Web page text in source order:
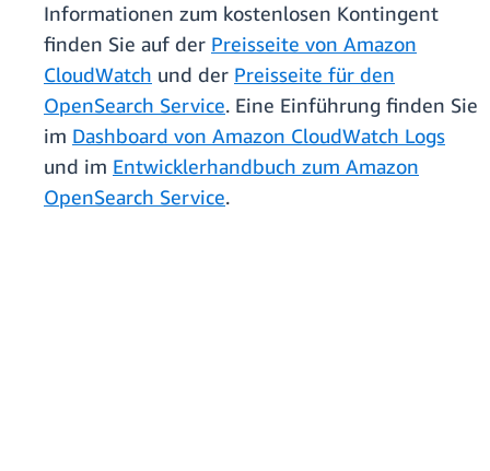
Informationen zum kostenlosen Kontingent
finden Sie auf der Preisseite von Amazon
CloudWatch und der Preisseite für den
OpenSearch Service. Eine Einführung finden Sie
im Dashboard von Amazon CloudWatch Logs
und im Entwicklerhandbuch zum Amazon
OpenSearch Service.